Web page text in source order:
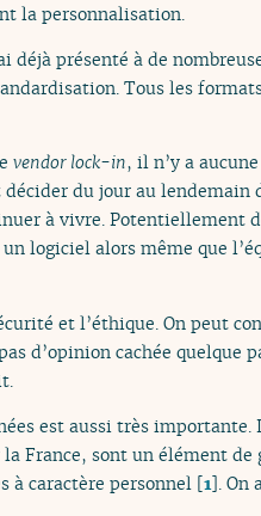
la personnalisation.
déjà présenté à de
Tous les
vendor lock-in, il n’y a
du jour au lendemain
à vivre. Potentiellement
logiciel alors même que
et l’éthique. On peut
d’opinion cachée
est aussi très importante.
France, sont un élément
à caractère personnel [1]. On